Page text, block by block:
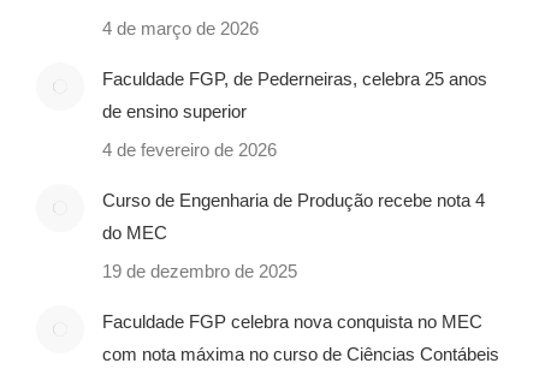
4 de março de 2026
Faculdade FGP, de Pederneiras, celebra 25 anos
de ensino superior
4 de fevereiro de 2026
Curso de Engenharia de Produção recebe nota 4
do MEC
19 de dezembro de 2025
Faculdade FGP celebra nova conquista no MEC
com nota máxima no curso de Ciências Contábeis